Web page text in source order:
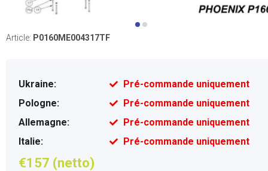
Article: P0160ME004317TF
Ukraine:
Pré-commande uniquement
Pologne:
Pré-commande uniquement
Allemagne:
Pré-commande uniquement
Italie:
Pré-commande uniquement
€157 (netto)